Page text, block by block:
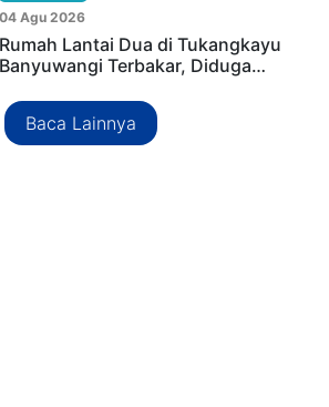
04 Agu 2026
Rumah Lantai Dua di Tukangkayu
Banyuwangi Terbakar, Diduga…
Baca Lainnya